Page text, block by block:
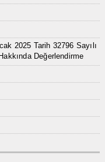
2025 Tarih 32796 Sayılı
Değerlendirme